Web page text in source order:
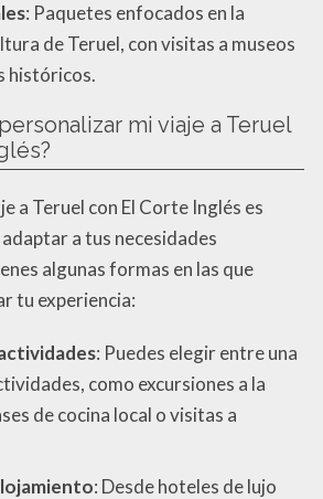
: Paquetes enfocados en la
de Teruel, con visitas a museos
históricos.
mi viaje a Teruel
a Teruel con El Corte Inglés es
a tus necesidades
algunas formas en las que
tu experiencia:
: Puedes elegir entre una
como excursiones a la
de cocina local o visitas a
: Desde hoteles de lujo